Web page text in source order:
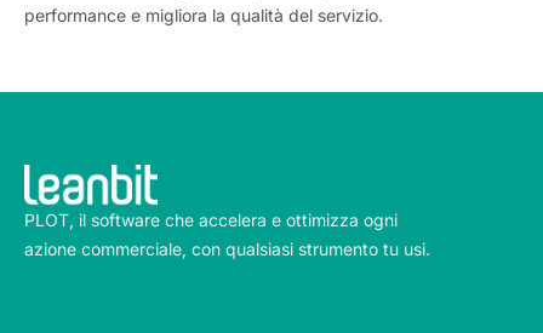
performance e migliora la qualità del servizio.
PLOT, il software che accelera e ottimizza ogni
azione commerciale, con qualsiasi strumento tu usi.